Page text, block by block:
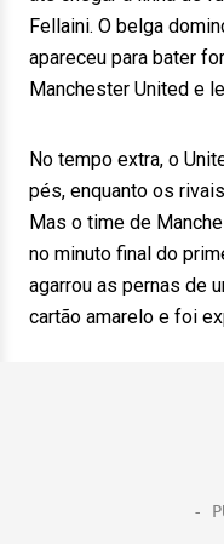
Fellaini. O belga
apareceu para bater
Manchester United e
No tempo extra, o
pés, enquanto os
Mas o time de
no minuto final do
agarrou as pernas de
cartão amarelo e foi